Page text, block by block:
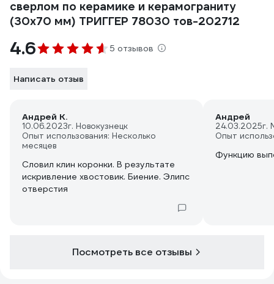
сверлом по керамике и керамограниту
(30х70 мм) ТРИГГЕР 78030 тов-202712
4.6 5 отзывов
Написать отзыв
Андрей К.
10.06.2023г. Новокузнецк
Опыт использования: Несколько
месяцев
Словил клин коронки. В результате
искривление хвостовик. Биение. Элипс
отверстия
Андрей
24.03.2025г.
Опыт
Функцию
Посмотреть все отзывы